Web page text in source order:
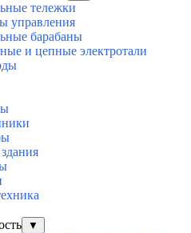
тележки
управления
барабаны
и цепные электротали
▼